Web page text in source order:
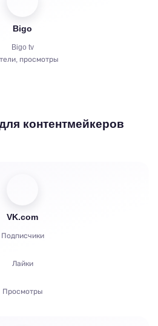
Bigo
Bigo tv
просмотры
контентмейкеров
VK.com
Подписчики
Лайки
Просмотры